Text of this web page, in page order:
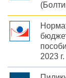
2023 г.